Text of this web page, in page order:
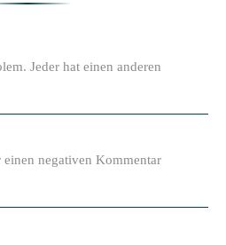
Jeder hat einen anderen
negativen Kommentar